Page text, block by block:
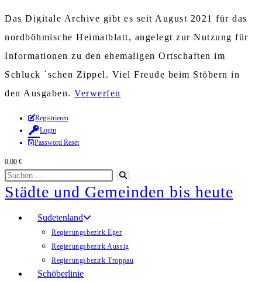
Das Digitale Archive gibt es seit August 2021 für das
nordböhmische Heimatblatt, angelegt zur Nutzung für
Informationen zu den ehemaligen Ortschaften im
Schluck `schen Zippel. Viel Freude beim Stöbern in
den Ausgaben. Verwerfen
Zum
Inhalt
springen
Registrieren
Login
Password Reset
0,00 €
Diese
Website
durchsuchen
starten
Städte und Gemeinden bis heute
Sudetenland
Regierungsbezirk Eger
Regierungsbezirk Aussig
Regierungsbezirk Troppau
Schöberlinie